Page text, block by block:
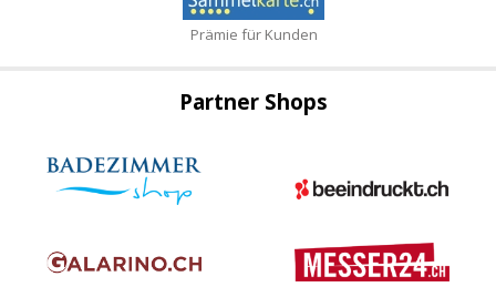
Prämie für Kunden
Partner Shops